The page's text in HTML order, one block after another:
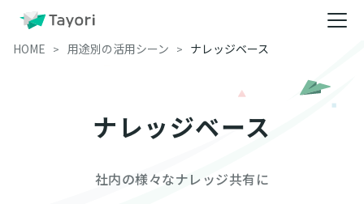
HOME 用途別の活用シーン ナレッジベース
ナレッジベース
社内の様々なナレッジ共有に